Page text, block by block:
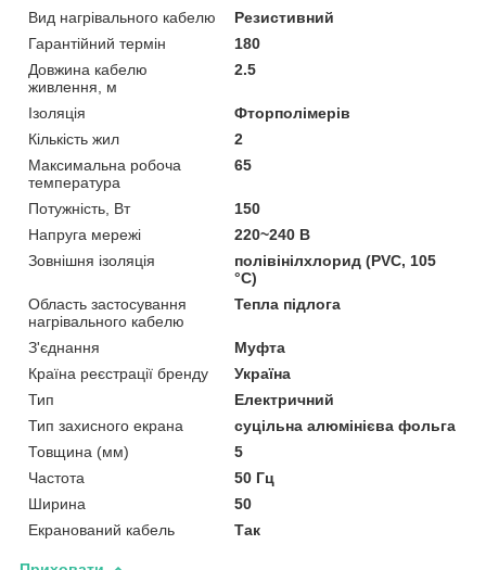
Вид нагрівального кабелю
Резистивний
Гарантійний термін
180
Довжина кабелю
живлення, м
2.5
Ізоляція
Фторполімерів
Кількість жил
2
Максимальна робоча
температура
65
Потужність, Вт
150
Напруга мережі
220~240 В
Зовнішня ізоляція
полівінілхлорид (PVC, 105
°C)
Область застосування
нагрівального кабелю
Тепла підлога
З'єднання
Муфта
Країна реєстрації бренду
Україна
Тип
Електричний
Тип захисного екрана
суцільна алюмінієва фольга
Товщина (мм)
5
Частота
50 Гц
Ширина
50
Екранований кабель
Так